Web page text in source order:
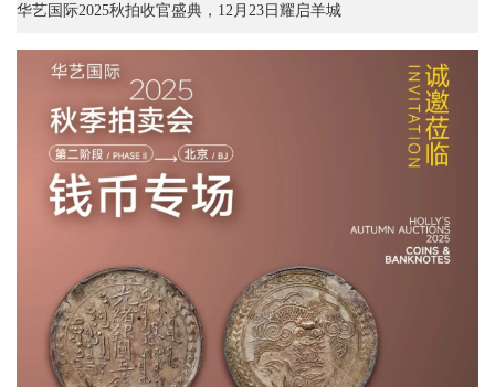
华艺国际2025秋拍收官盛典，12月23日耀启羊城